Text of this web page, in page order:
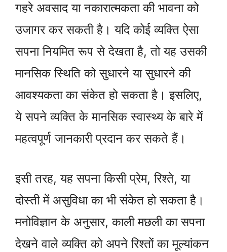
गहरे अवसाद या नकारात्मकता की भावना को
उजागर कर सकती है। यदि कोई व्यक्ति ऐसा
सपना नियमित रूप से देखता है, तो यह उसकी
मानसिक स्थिति को सुधारने या सुधारने की
आवश्यकता का संकेत हो सकता है। इसलिए,
ये सपने व्यक्ति के मानसिक स्वास्थ्य के बारे में
महत्वपूर्ण जानकारी प्रदान कर सकते हैं।
इसी तरह, यह सपना किसी प्रेम, रिश्ते, या
दोस्ती में असुविधा का भी संकेत हो सकता है।
मनोविज्ञान के अनुसार, काली मछली का सपना
देखने वाले व्यक्ति को अपने रिश्तों का मूल्यांकन